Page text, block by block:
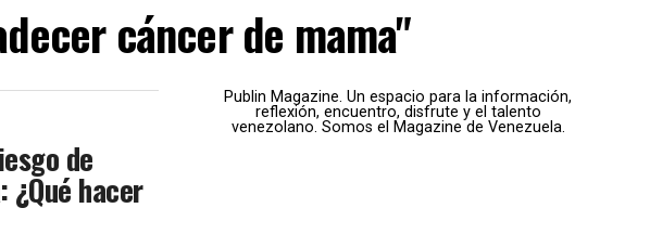
cáncer de mama"
de
¿Qué hacer
Publin Magazine. Un espacio para la información,
reflexión, encuentro, disfrute y el talento
venezolano. Somos el Magazine de Venezuela.